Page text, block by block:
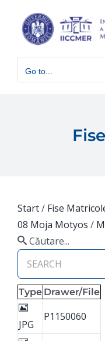
content
Go to...
Start/ Fise
08 Moja Motyos /
Căutare...
Type Drawer/File
JPG
P1150060